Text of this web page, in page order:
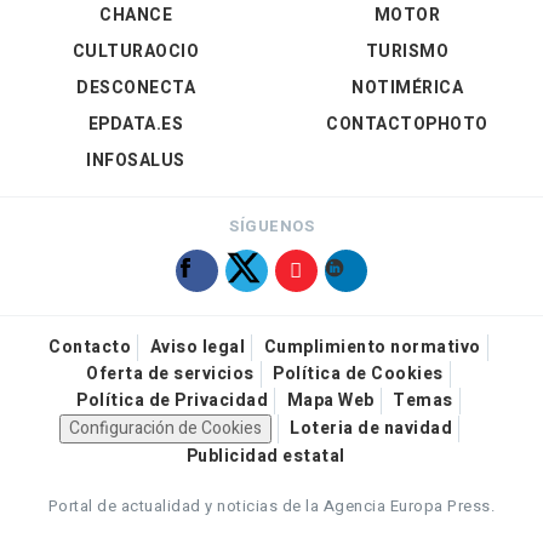
CHANCE
CULTURAOCIO
DESCONECTA
EPDATA.ES
INFOSALUS
MOTOR
TURISMO
NOTIMÉRICA
CONTACTOPHOTO
SÍGUENOS
Contacto Aviso legal
Cumplimiento normativo
Oferta de servicios
Política de Cookies
Política de Privacidad
Mapa Web
Temas
Configuración de Cookies
Loteria de navidad
Publicidad estatal
Portal de actualidad y noticias de la Agencia Europa Press.